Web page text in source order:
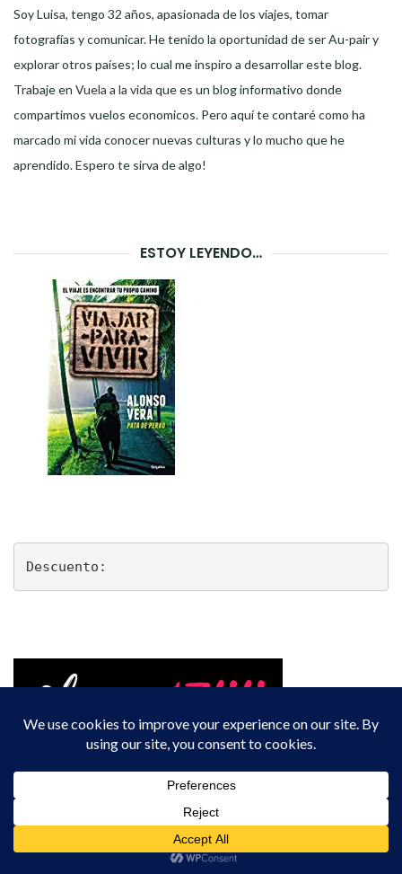
Soy Luisa, tengo 32 años, apasionada de los viajes, tomar
fotografías y comunicar. He tenido la oportunidad de ser Au-pair y
explorar otros países; lo cual me inspiro a desarrollar este blog.
Trabaje en Vuela a la vida que es un blog informativo donde
compartimos vuelos economicos. Pero aquí te contaré como ha
marcado mi vida conocer nuevas culturas y lo mucho que he
aprendido. Espero te sirva de algo!
ESTOY LEYENDO…
Descuento: